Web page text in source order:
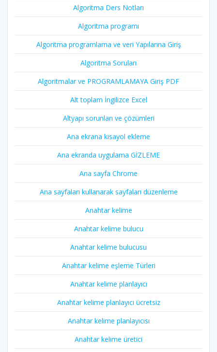
Algoritma Ders Notları
Algoritma programı
Algoritma programlama ve veri Yapılarına Giriş
Algoritma Soruları
Algoritmalar ve PROGRAMLAMAYA Giriş PDF
Alt toplam İngilizce Excel
Altyapı sorunları ve çözümleri
Ana ekrana kısayol ekleme
Ana ekranda uygulama GİZLEME
Ana sayfa Chrome
Ana sayfaları kullanarak sayfaları düzenleme
Anahtar kelime
Anahtar kelime bulucu
Anahtar kelime bulucusu
Anahtar kelime eşleme Türleri
Anahtar kelime planlayıcı
Anahtar kelime planlayıcı ücretsiz
Anahtar kelime planlayıcısı
Anahtar kelime üretici